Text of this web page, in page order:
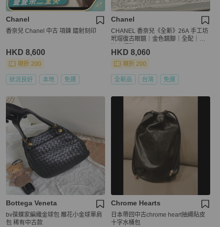
Chanel
香奈兒 Chanel 中古 項鍊 鐳射刻印
HKD 8,600
現折 200
狀況良好 本地 免運
Chanel
CHANEL 香奈兒《全新》26A 手工坊
玳瑁復古眼鏡｜金色鏡腳｜全配｜台
HKD 8,060
現折 200
全新品 台灣 免運
Bottega Veneta
bv葆蝶家編織金球包 雕花小金球單肩
包 稀有中古款
Chrome Hearts
日本帶回中古chrome heart抽繩貼皮
十字水桶包